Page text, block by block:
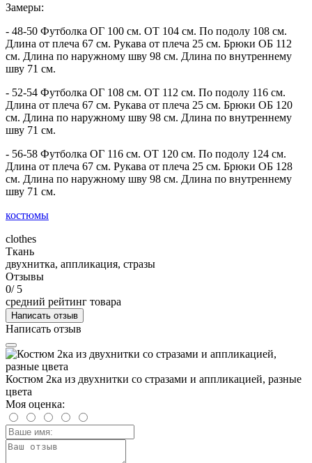
Замеры:
- 48-50 Футболка ОГ 100 см. ОТ 104 см. По подолу 108 см.
Длина от плеча 67 см. Рукава от плеча 25 см. Брюки ОБ 112
см. Длина по наружному шву 98 см. Длина по внутреннему
шву 71 см.
- 52-54 Футболка ОГ 108 см. ОТ 112 см. По подолу 116 см.
Длина от плеча 67 см. Рукава от плеча 25 см. Брюки ОБ 120
см. Длина по наружному шву 98 см. Длина по внутреннему
шву 71 см.
- 56-58 Футболка ОГ 116 см. ОТ 120 см. По подолу 124 см.
Длина от плеча 67 см. Рукава от плеча 25 см. Брюки ОБ 128
см. Длина по наружному шву 98 см. Длина по внутреннему
шву 71 см.
костюмы
clothes
Ткань
двухнитка, аппликация, стразы
Отзывы
0/ 5
средний рейтинг товара
Написать отзыв
Написать отзыв
Костюм 2ка из двухнитки со стразами и аппликацией, разные
цвета
Моя оценка: